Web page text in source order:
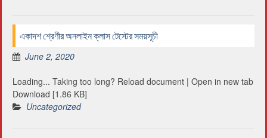
একাদশ শ্রেণীর অনলাইন ক্লাস টেস্টের সময়সূচী
June 2, 2020
Loading... Taking too long? Reload document | Open in new tab
Download [1.86 KB]
Uncategorized